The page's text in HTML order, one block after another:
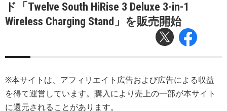
ド「Twelve South HiRise 3 Deluxe 3-in-1
Wireless Charging Stand」を販売開始
※本サイトは、アフィリエイト広告および広告による収益
を得て運営しています。購入により売上の一部が本サイト
に還元されることがあります。